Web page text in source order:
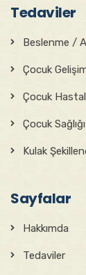
Tedaviler
Beslenme /
Çocuk
Çocuk
Çocuk Sağlığı
Kulak
Sayfalar
Hakkımda
Tedaviler